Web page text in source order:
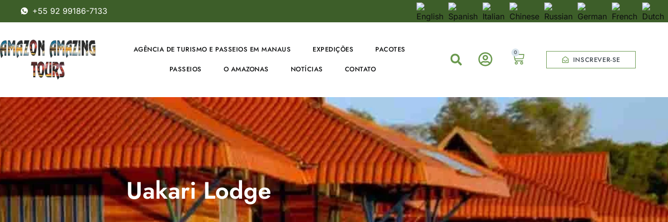
+55 92 99186-7133
AGÊNCIA DE TURISMO E PASSEIOS EM MANAUS EXPEDIÇÕES PACOTES
PASSEIOS O AMAZONAS NOTÍCIAS CONTATO
0
INSCREVER-SE
Uakari Lodge